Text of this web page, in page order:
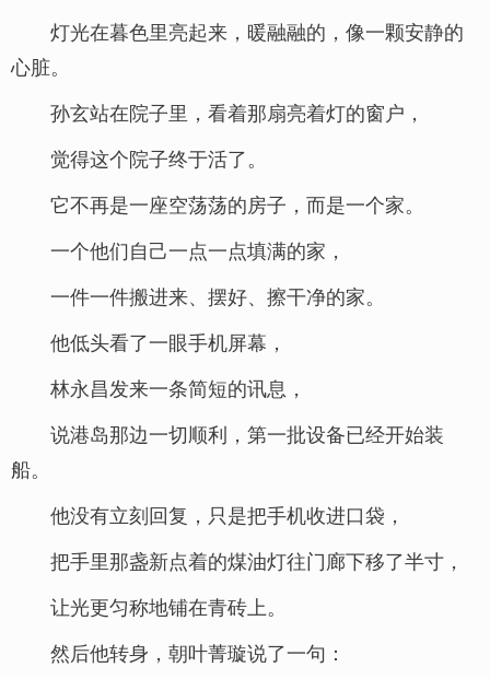
灯光在暮色里亮起来，暖融融的，像一颗安静的
心脏。
孙玄站在院子里，看着那扇亮着灯的窗户，
觉得这个院子终于活了。
它不再是一座空荡荡的房子，而是一个家。
一个他们自己一点一点填满的家，
一件一件搬进来、摆好、擦干净的家。
他低头看了一眼手机屏幕，
林永昌发来一条简短的讯息，
说港岛那边一切顺利，第一批设备已经开始装
船。
他没有立刻回复，只是把手机收进口袋，
把手里那盏新点着的煤油灯往门廊下移了半寸，
让光更匀称地铺在青砖上。
然后他转身，朝叶菁璇说了一句：